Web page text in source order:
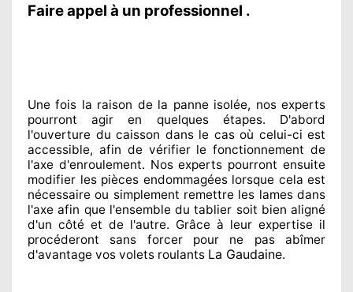
Faire appel à un professionnel .
Une fois la raison de la panne isolée, nos experts
pourront agiren quelques étapes. D'abord
l'ouverture du caisson dans le cas où celui-ci est
accessible, afin de vérifier le fonctionnement de
l'axe d'enroulement. Nos experts pourront ensuite
modifier les pièces endommagéeslorsque cela est
nécessaire ou simplement remettre les lames dans
l'axe afin que l'ensembledu tablier soit bien aligné
d'un côté et de l'autre. Grâce à leur expertise il
procéderont sans forcer pour ne pas abîmer
d'avantage vos volets roulants La Gaudaine.